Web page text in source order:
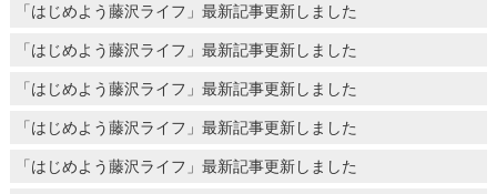
「はじめよう藤沢ライフ」最新記事更新しました
「はじめよう藤沢ライフ」最新記事更新しました
「はじめよう藤沢ライフ」最新記事更新しました
「はじめよう藤沢ライフ」最新記事更新しました
「はじめよう藤沢ライフ」最新記事更新しました